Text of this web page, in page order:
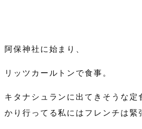
阿保神社に始まり、
リッツカールトンで食事。
キタナシュランに出てきそうな定
かり行ってる私にはフレンチは緊